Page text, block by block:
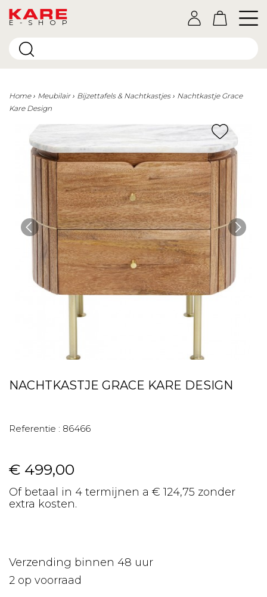
E-SHOP
Home Meubilair Bijzettafels & Nachtkastjes
Nachtkastje Grace
Kare Design
NACHTKASTJE GRACE KARE DESIGN
Referentie : 86466
€ 499,00
Of betaal in 4 termijnen a € 124,75 zonder
extra kosten.
Verzending binnen 48 uur
2 op voorraad